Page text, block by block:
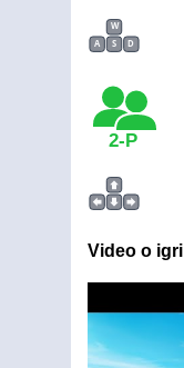
W
A
S D
2-P
Video o igri